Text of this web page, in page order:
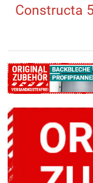
Constructa